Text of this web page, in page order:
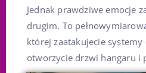
Jednak prawdziwe emocje
drugim. To
której zaatakujecie
otworzycie drzwi hangaru i